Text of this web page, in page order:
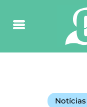
Notícias